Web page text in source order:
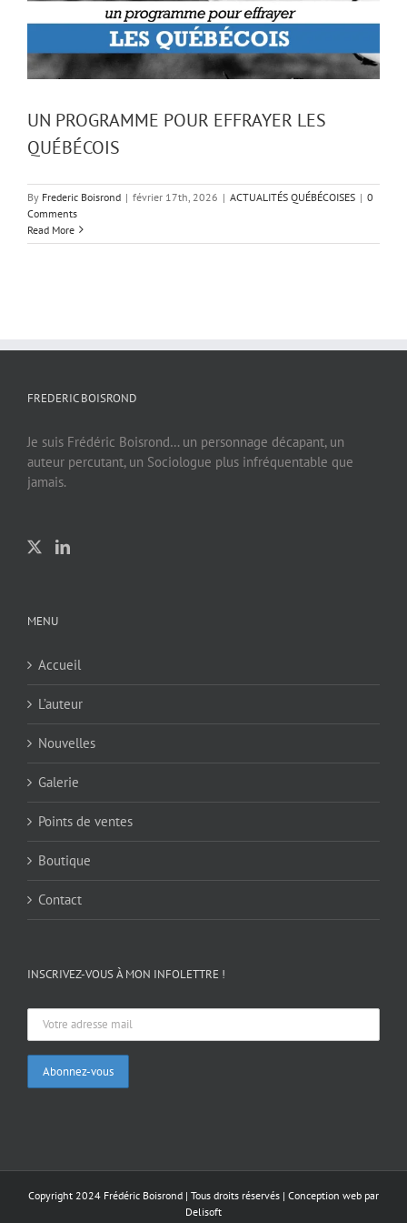
UN PROGRAMME POUR EFFRAYER LES
QUÉBÉCOIS
By Frederic Boisrond | février 17th, 2026 | ACTUALITÉS QUÉBÉCOISES | 0
Comments
Read More
FREDERIC BOISROND
Je suis Frédéric Boisrond… un personnage décapant, un
auteur percutant, un Sociologue plus infréquentable que
jamais.
MENU
Accueil
L’auteur
Nouvelles
Galerie
Points de ventes
Boutique
Contact
INSCRIVEZ-VOUS À MON INFOLETTRE !
Copyright 2024 Frédéric Boisrond | Tous droits réservés | Conception web par
Delisoft